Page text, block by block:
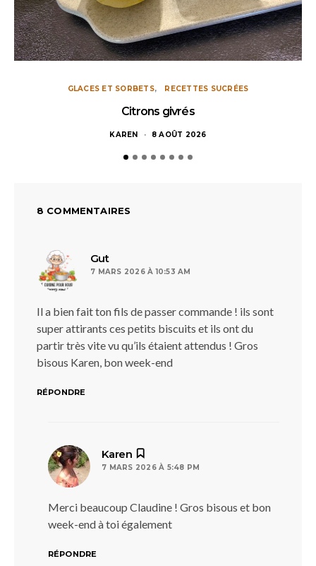
GLACES ET SORBETS RECETTES SUCRÉES
Citrons givrés
KAREN 8 AOÛT 2026
8 COMMENTAIRES
Gutdit :
7 MARS 2026 À 10:53 AM
Il a bien fait ton fils de passer commande ! ils sont
super attirants ces petits biscuits et ils ont du
partir très vite vu qu’ils étaient attendus ! Gros
bisous Karen, bon week-end
RÉPONDRE
Karen
7 MARS 2026 À 5:48 PM
Merci beaucoup Claudine ! Gros bisous et bon
week-end à toi également
RÉPONDRE